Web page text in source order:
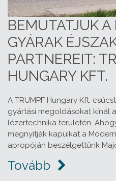
BEMUTATJUK A
GYÁRAK
PARTNEREIT:
HUNGARY KFT.
A TRUMPF Hungary Kft.
gyártási megoldásokat kínál
lézertechnika területén.
megnyitják kapuikat a
apropóján beszélgettünk
Tovább